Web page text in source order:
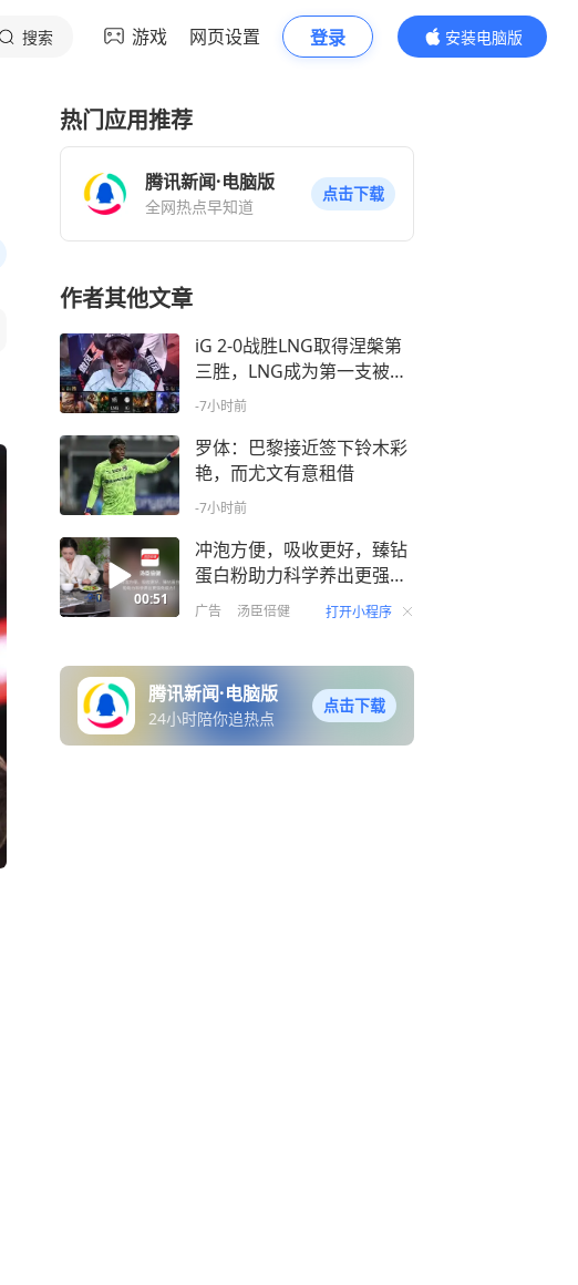
搜索 游戏 网页设置 登录
安装电脑版
内容更精彩
热门应用推荐
腾讯新闻·电脑版
全网热点早知道
点击下载
作者其他文章
iG 2-0战胜LNG取得涅槃第
三胜，LNG成为第一支被淘
汰的队伍
-7小时前
罗体：巴黎接近签下铃木彩
艳，而尤文有意租借
-7小时前
00:51
冲泡方便，吸收更好，臻钻
蛋白粉助力科学养出更强免
疫力！
广告 汤臣倍健 打开小程序
腾讯新闻·电脑版
24小时陪你追热点
点击下载